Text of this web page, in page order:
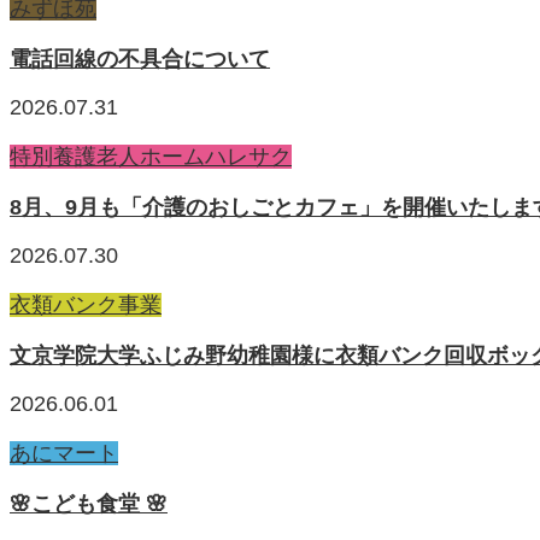
みずほ苑
電話回線の不具合について
2026.07.31
特別養護老人ホームハレサク
8月、9月も「介護のおしごとカフェ」を開催いたしま
2026.07.30
衣類バンク事業
文京学院大学ふじみ野幼稚園様に衣類バンク回収ボッ
2026.06.01
あにマート
🌸こども食堂 🌸